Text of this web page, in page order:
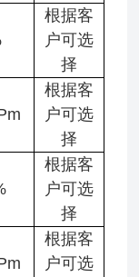
根据客
户可选
择
根据客
户可选
择
根据客
户可选
择
根据客
户可选